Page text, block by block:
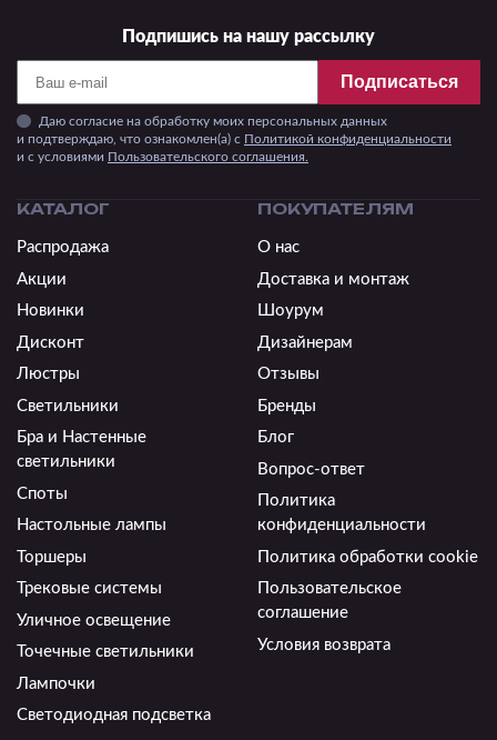
Подпишись на нашу рассылку
Подписаться
Даю согласие на обработку моих персональных данных
и подтверждаю, что ознакомлен(а) с Политикой конфиденциальности
и c условиями Пользовательского соглашения.
КАТАЛОГ
Распродажа
Акции
Новинки
Дисконт
Люстры
Светильники
Бра и Настенные
светильники
Споты
Настольные лампы
Торшеры
Трековые системы
Уличное освещение
Точечные светильники
Лампочки
Светодиодная подсветка
ПОКУПАТЕЛЯМ
О нас
Доставка и монтаж
Шоурум
Дизайнерам
Отзывы
Бренды
Блог
Вопрос-ответ
Политика
конфиденциальности
Политика обработки cookie
Пользовательское
соглашение
Условия возврата